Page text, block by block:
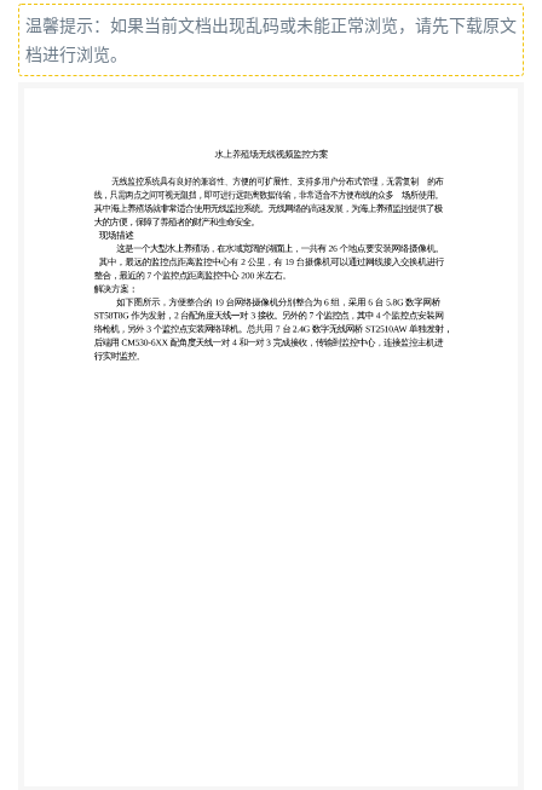
多 场所使用。 其中海上养殖场就非常适合使用无线
监控系统。无线网络的高速发展，为海上养殖监控提
面上，一共有 26 个地点要安装网络摄像机。 其中，
最远的监控点距离监控中心有 2 公里，有 19 台摄像
机可以通过网线接入交换机进行 整合，最近的 7 个监
控点距离监控中心 200 米左右。 解决方案： 如下图
所示，方便整合的 19 台网络摄像机分别整合为 6
组，采用 6 台 5.8G 数字网桥 ST58T8G 作为发射，2
温馨提示：如果当前文档出现乱码或未能正常浏览，请先下载原文
档进行浏览。